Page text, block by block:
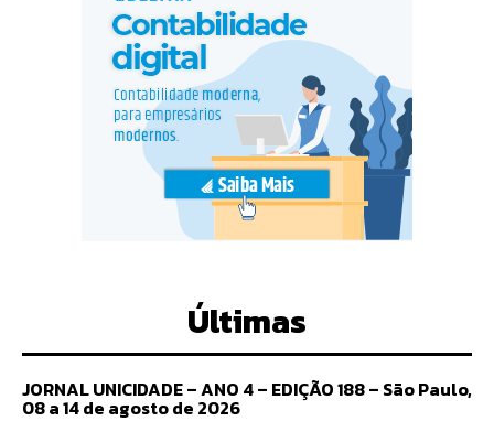
Últimas
JORNAL UNICIDADE – ANO 4 – EDIÇÃO 188 – São Paulo,
08 a 14 de agosto de 2026